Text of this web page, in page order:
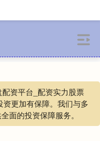
资平台_配资实力股票
更加有保障。我们与多
面的投资保障服务。